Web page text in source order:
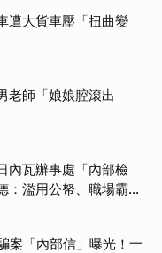
遭大貨車壓「扭曲變
老師「娘娘腔滾出
內瓦辦事處「內部檢
：濫用公帑、職場霸
外交部要查了
案「內部信」曝光！一